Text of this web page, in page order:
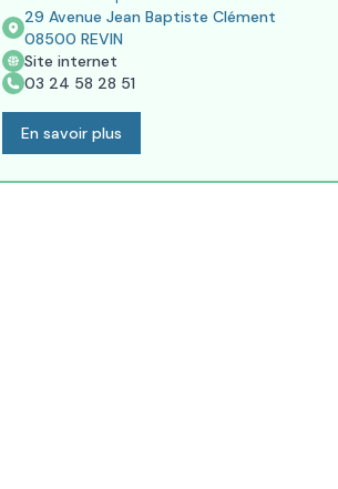
29 Avenue Jean Baptiste Clément
08500 REVIN
Site internet
03 24 58 28 51
En savoir plus